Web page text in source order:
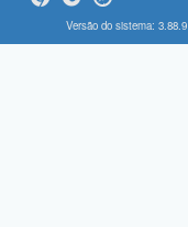
Versão do sistema: 3.88.9